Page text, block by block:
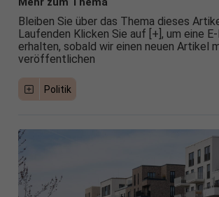
Bleiben Sie über das Thema dieses
Laufenden Klicken Sie auf [+], um eine
erhalten, sobald wir einen neuen Artikel
veröffentlichen
Politik